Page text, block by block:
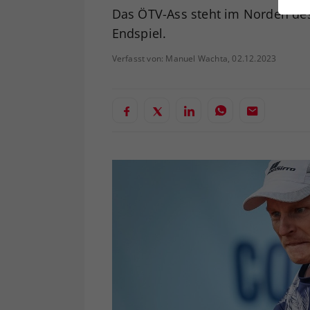
Das ÖTV-Ass steht im Norden
Endspiel.
Verfasst von: Manuel Wachta, 02.12.2023